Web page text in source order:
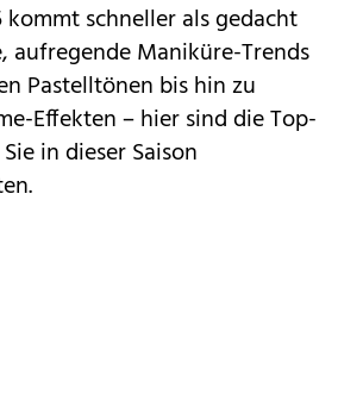
schneller als gedacht
aufregendeManiküre-Trends
Pastelltönen bis hin zu
Effekten – hier sind die Top-
in dieser Saison